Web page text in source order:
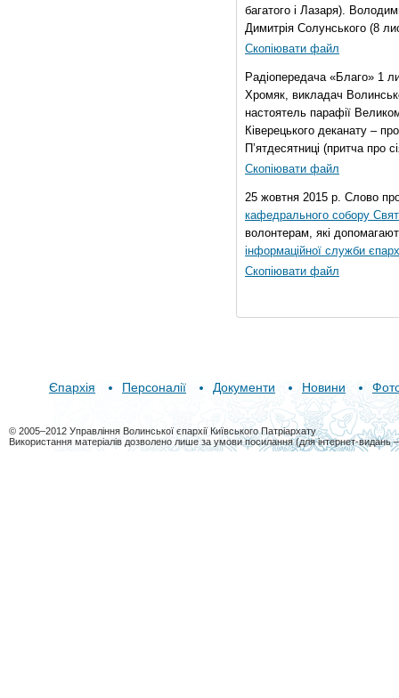
багатого і Лазаря).
Димитрія Солунського (8
Скопіювати файл
Радіопередача «Благо» 1
Хромяк, викладач
настоятель парафії
Ківерецького деканату –
П’ятдесятниці (притча про
Скопіювати файл
25 жовтня 2015 р. Слово
кафедрального собору
волонтерам, які
інформаційної служби
Скопіювати файл
Єпархія Персоналії Документи Новини
© 2005–2012 Управління Волинської єпархії Київського Патріархату
Використання матеріалів дозволено лише за умови посилання (для інтернет-видань